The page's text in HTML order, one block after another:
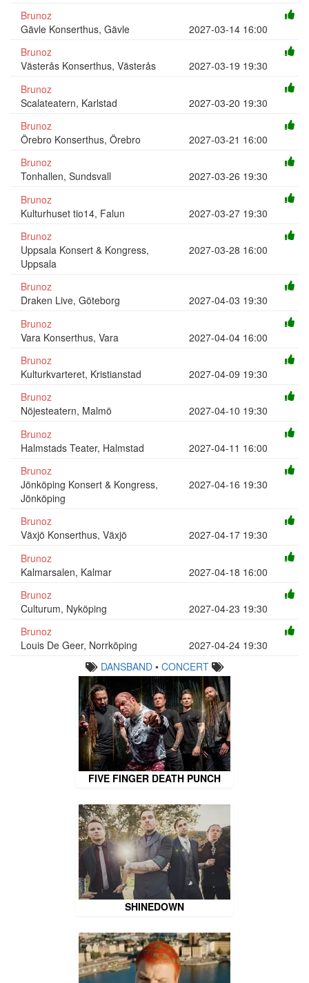
Brunoz
Gävle Konserthus, Gävle
2027-03-14 16:00
Brunoz
Västerås Konserthus, Västerås
2027-03-19 19:30
Brunoz
Scalateatern, Karlstad
2027-03-20 19:30
Brunoz
Örebro Konserthus, Örebro
2027-03-21 16:00
Brunoz
Tonhallen, Sundsvall
2027-03-26 19:30
Brunoz
Kulturhuset tio14, Falun
2027-03-27 19:30
Brunoz
Uppsala Konsert & Kongress,
Uppsala
2027-03-28 16:00
Brunoz
Draken Live, Göteborg
2027-04-03 19:30
Brunoz
Vara Konserthus, Vara
2027-04-04 16:00
Brunoz
Kulturkvarteret, Kristianstad
2027-04-09 19:30
Brunoz
Nöjesteatern, Malmö
2027-04-10 19:30
Brunoz
Halmstads Teater, Halmstad
2027-04-11 16:00
Brunoz
Jönköping Konsert & Kongress,
Jönköping
2027-04-16 19:30
Brunoz
Växjö Konserthus, Växjö
2027-04-17 19:30
Brunoz
Kalmarsalen, Kalmar
2027-04-18 16:00
Brunoz
Culturum, Nyköping
2027-04-23 19:30
Brunoz
Louis De Geer, Norrköping
2027-04-24 19:30
DANSBAND• CONCERT
FIVE FINGER DEATH PUNCH
SHINEDOWN